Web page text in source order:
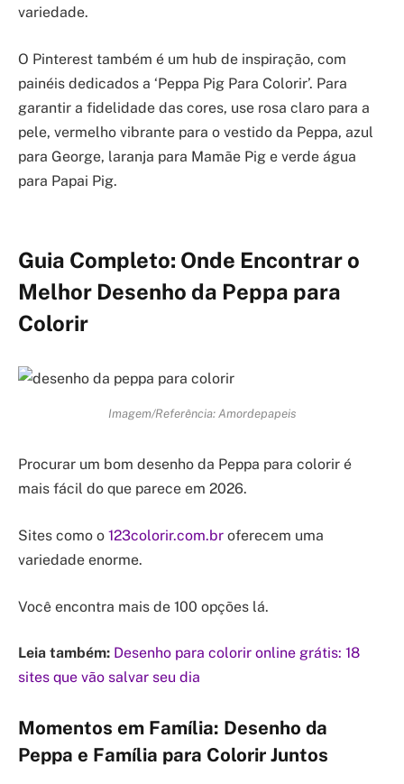
variedade.
O Pinterest também é um hub de inspiração, com
painéis dedicados a ‘Peppa Pig Para Colorir’. Para
garantir a fidelidade das cores, use rosa claro para a
pele, vermelho vibrante para o vestido da Peppa, azul
para George, laranja para Mamãe Pig e verde água
para Papai Pig.
Guia Completo: Onde Encontrar o
Melhor Desenho da Peppa para
Colorir
Imagem/Referência: Amordepapeis
Procurar um bom desenho da Peppa para colorir é
mais fácil do que parece em 2026.
Sites como o 123colorir.com.br oferecem uma
variedade enorme.
Você encontra mais de 100 opções lá.
Leia também: Desenho para colorir online grátis: 18
sites que vão salvar seu dia
Momentos em Família: Desenho da
Peppa e Família para Colorir Juntos